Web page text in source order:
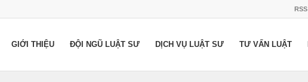
RSS
GIỚI THIỆU ĐỘI NGŨ LUẬT SƯ DỊCH VỤ LUẬT SƯ TƯ VẤN LUẬT